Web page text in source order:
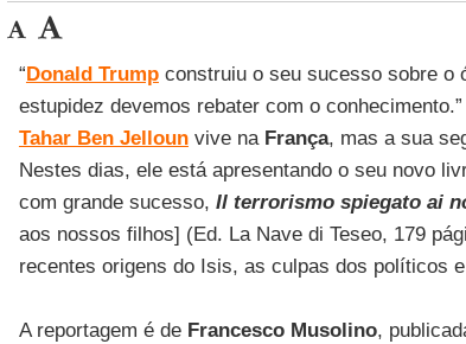
“Donald Trumpconstruiu o seu sucesso sobre o
estupidez devemos rebater com o
Tahar Ben Jellounvive na França, mas a sua
Nestes dias, ele está apresentando o seu novo
com grande sucesso, Il terrorismo spiegato ai
aos nossos filhos] (Ed. La Nave di Teseo, 179
recentes origens do Isis, as culpas dos políticos
A reportagem é de Francesco Musolino,